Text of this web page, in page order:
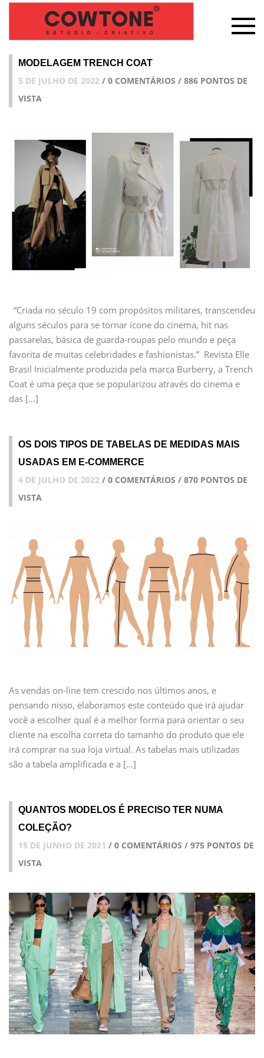
MODELAGEM TRENCH COAT
5 DE JULHO DE 2022 / 0 COMENTÁRIOS / 886 PONTOS DE
VISTA
“Criada no século 19 com propósitos militares, transcendeu
alguns séculos para se tornar ícone do cinema, hit nas
passarelas, básica de guarda-roupas pelo mundo e peça
favorita de muitas celebridades e fashionistas.” Revista Elle
Brasil Inicialmente produzida pela marca Burberry, a Trench
Coat é uma peça que se popularizou através do cinema e
das […]
OS DOIS TIPOS DE TABELAS DE MEDIDAS MAIS
USADAS EM E-COMMERCE
4 DE JULHO DE 2022 / 0 COMENTÁRIOS / 870 PONTOS DE
VISTA
As vendas on-line tem crescido nos últimos anos, e
pensando nisso, elaboramos este conteúdo que irá ajudar
você a escolher qual é a melhor forma para orientar o seu
cliente na escolha correta do tamanho do produto que ele
irá comprar na sua loja virtual. As tabelas mais utilizadas
são a tabela amplificada e a […]
QUANTOS MODELOS É PRECISO TER NUMA
COLEÇÃO?
15 DE JUNHO DE 2021 / 0 COMENTÁRIOS / 975 PONTOS DE
VISTA